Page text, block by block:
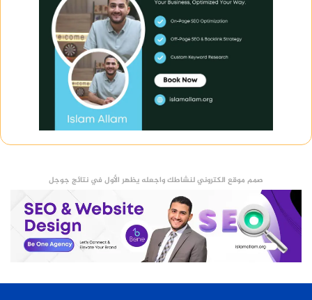
صمم موقع الكتروني لنشاطك واجعله يظهر الأول في نتائج جوجل